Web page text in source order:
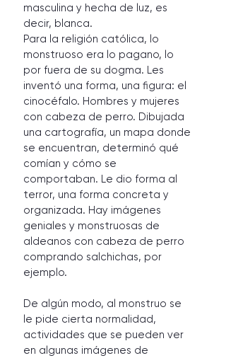
masculina y hecha de luz, es
decir, blanca.
Para la religión católica, lo
monstruoso era lo pagano, lo
por fuera de su dogma. Les
inventó una forma, una figura: el
cinocéfalo. Hombres y mujeres
con cabeza de perro. Dibujada
una cartografía, un mapa donde
se encuentran, determinó qué
comían y cómo se
comportaban. Le dio forma al
terror, una forma concreta y
organizada. Hay imágenes
geniales y monstruosas de
aldeanos con cabeza de perro
comprando salchichas, por
ejemplo.
De algún modo, al monstruo se
le pide cierta normalidad,
actividades que se pueden ver
en algunas imágenes de